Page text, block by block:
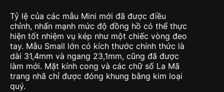
Tỷ lệ của các mẫu Mini mới đã được điều
chỉnh, nhấn mạnh mức độ đồng hồ có thể thực
hiện tốt nhiệm vụ kép như một chiếc vòng đeo
tay. Mẫu Small lớn có kích thước chính thức là
dài 31,4mm và ngang 23,1mm, cũng đã được
làm mới. Mặt kính cong và các chữ số La Mã
trang nhã chỉ được đóng khung bằng kim loại
quý.